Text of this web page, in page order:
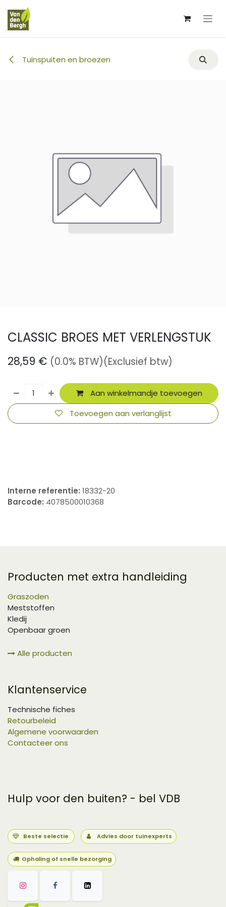
Overslaan naar inhoud
Tuinspuiten en broezen
CLASSIC BROES MET VERLENGSTUK
28,59 € (0.0% BTW)(Exclusief btw)
Aan winkelmandje toevoegen
Toevoegen aan verlanglijst
Interne referentie: 18332-20
Barcode: 4078500010368
Producten met extra handleiding
Graszoden
Meststoffen
Kledij
Openbaar groen
Alle producten
Klantenservice
Technische fiches
Retourbeleid
Algemene voorwaarden
Contacteer ons
Hulp voor den buiten? - bel VDB
Beste selectie Advies door tuinexperts
Ophaling of snelle bezorging